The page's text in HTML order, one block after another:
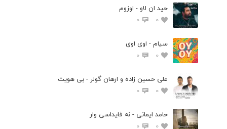
حید ان لاو - اوزوم
0
0
سیام - اوی اوی
0
0
علی حسین زاده و ارهان گولر - بی هویت
0
0
حامد ایمانی - نه فایداسی وار
0
0